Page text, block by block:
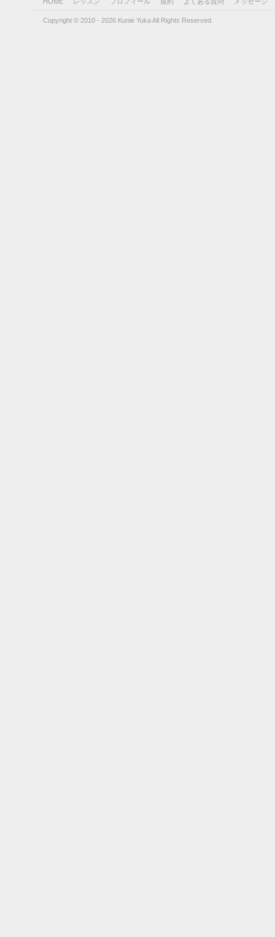
Copyright © 2010 - 2026 Kunie Yuka All Rights Reserved.